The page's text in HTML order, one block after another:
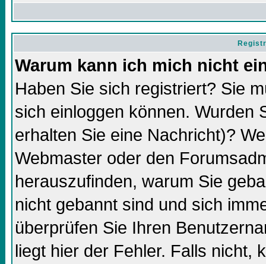
Warum kann ich mich nicht
Haben Sie sich registriert? Sie
sich einloggen können. Wurden
erhalten Sie eine Nachricht)?
Webmaster oder den
herauszufinden, warum Sie
nicht gebannt sind und sich
überprüfen Sie Ihren
liegt hier der Fehler. Falls nicht,